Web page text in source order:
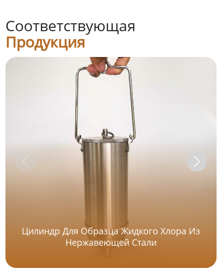
Соответствующая
Продукция
Цилиндр Для Образца Жидкого Хлора Из
Нержавеющей Стали